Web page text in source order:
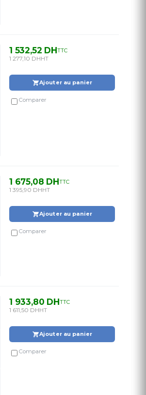
1 532,52 DHTTC
1 277,10 DHHT
Ajouter au panier
Comparer
1 675,08 DHTTC
1 395,90 DHHT
Ajouter au panier
Comparer
1 933,80 DHTTC
1 611,50 DHHT
Ajouter au panier
Comparer